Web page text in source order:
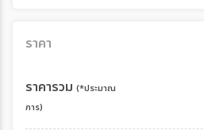
ราคา
ราคารวม (*ประมาณ
การ)